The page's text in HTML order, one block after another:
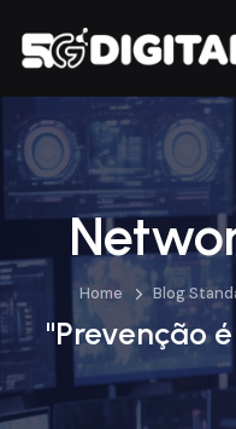
Home Blog
"Prevenção